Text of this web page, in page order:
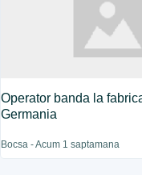
Operator banda la
Germania
Bocsa - Acum 1 saptamana